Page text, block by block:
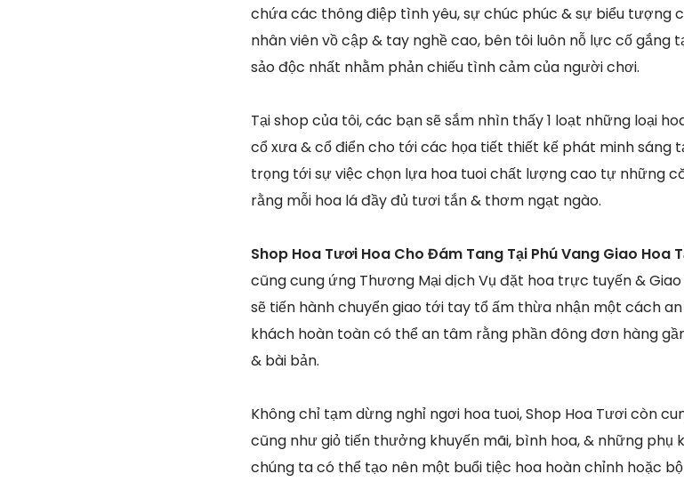
chứa các thông điệp tình yêu, sự chúc phúc & sự biểu tượng
nhân viên vồ cập & tay nghề cao, bên tôi luôn nỗ lực cố
sảo độc nhất nhằm phản chiếu tình cảm của người chơi.
Tại shop của tôi, các bạn sẽ sắm nhìn thấy 1 loạt những loại
cổ xưa & cổ điển cho tới các họa tiết thiết kế phát minh sáng
trọng tới sự việc chọn lựa hoa tuoi chất lượng cao tự những
rằng mỗi hoa lá đầy đủ tươi tắn & thơm ngạt ngào.
Shop Hoa Tươi Hoa Cho Đám Tang Tại Phú Vang Giao Hoa
cũng cung ứng Thương Mại dịch Vụ đặt hoa trực tuyến &
sẽ tiến hành chuyển giao tới tay tổ ấm thừa nhận một cách
khách hoàn toàn có thể an tâm rằng phần đông đơn hàng
& bài bản.
Không chỉ tạm dừng nghỉ ngơi hoa tuoi, Shop Hoa Tươi còn
cũng như giỏ tiến thưởng khuyến mãi, bình hoa, & những phụ
chúng ta có thể tạo nên một buổi tiệc hoa hoàn chỉnh hoặc